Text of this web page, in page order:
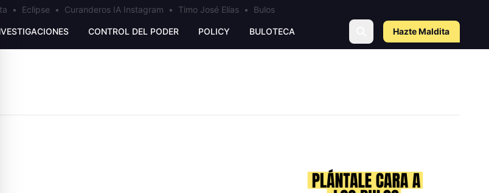
• Eclipse • Curanderos IA Instagram • Timo José Elías• Bulos
CONTROL DEL PODER POLICY BULOTECA Hazte Maldita